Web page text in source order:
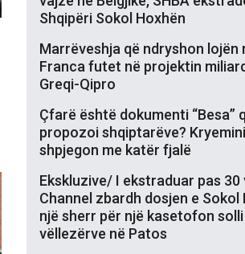
Shqipëri Sokol Hoxhën
Marrëveshja që ndryshon lojën
Franca futet në projektin
Greqi-Qipro
Çfarë është dokumenti “Besa”
propozoi shqiptarëve?
shpjegon me katër fjalë
Ekskluzive/ I ekstraduar pas 30
Channel zbardh dosjen e Sokol
një sherr për një kasetofon
vëllezërve në Patos